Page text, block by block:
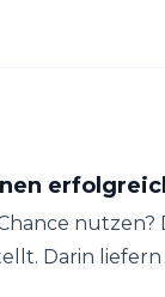
nutzen?
Darin liefern